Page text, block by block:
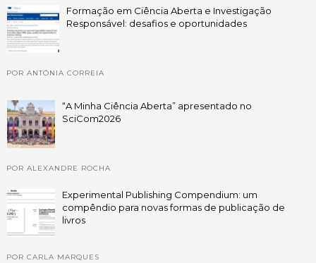
Formação em Ciência Aberta e Investigação
Responsável: desafios e oportunidades
POR ANTÓNIA CORREIA
“A Minha Ciência Aberta” apresentado no
SciCom2026
POR ALEXANDRE ROCHA
Experimental Publishing Compendium: um
compêndio para novas formas de publicação de
livros
POR CARLA MARQUES